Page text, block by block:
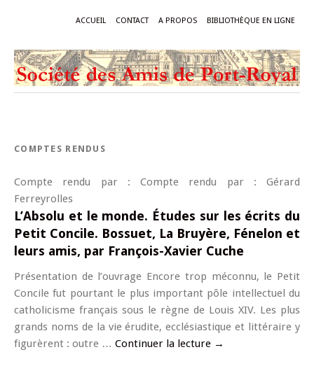
ACCUEIL CONTACT A PROPOS BIBLIOTHÈQUE EN LIGNE
COMPTES RENDUS
Compte rendu par : Compte rendu par : Gérard
Ferreyrolles
L’Absolu et le monde. Études sur les écrits du
Petit Concile. Bossuet, La Bruyère, Fénelon et
leurs amis, par François-Xavier Cuche
Présentation de l’ouvrage Encore trop méconnu, le Petit
Concile fut pourtant le plus important pôle intellectuel du
catholicisme français sous le règne de Louis XIV. Les plus
grands noms de la vie érudite, ecclésiastique et littéraire y
figurèrent : outre … Continuer la lecture →